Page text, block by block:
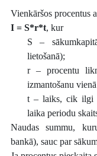
Vienkāršos procentus
I = S*r*t, kur
S –
lietošanā);
r – procentu
izmantošanu
t – laiks, cik ilgi
laika periodu
Naudas summu,
bankā), sauc par